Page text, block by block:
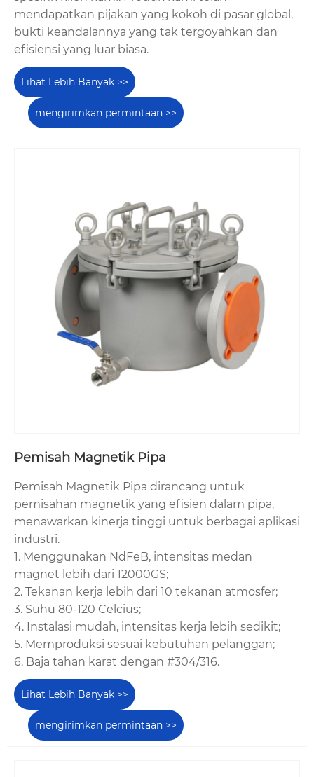
mendapatkan pijakan yang kokoh di pasar global,
bukti keandalannya yang tak tergoyahkan dan
efisiensi yang luar biasa.
Lihat Lebih Banyak >>
mengirimkan permintaan >>
Pemisah Magnetik Pipa
Pemisah Magnetik Pipa dirancang untuk
pemisahan magnetik yang efisien dalam pipa,
menawarkan kinerja tinggi untuk berbagai aplikasi
industri.
1. Menggunakan NdFeB, intensitas medan
magnet lebih dari 12000GS;
2. Tekanan kerja lebih dari 10 tekanan atmosfer;
3. Suhu 80-120 Celcius;
4. Instalasi mudah, intensitas kerja lebih sedikit;
5. Memproduksi sesuai kebutuhan pelanggan;
6. Baja tahan karat dengan #304/316.
Lihat Lebih Banyak >>
mengirimkan permintaan >>